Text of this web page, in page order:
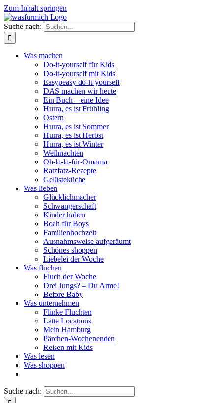
Zum Inhalt springen
Suche nach:
Was machen
Do-it-yourself für Kids
Do-it-yourself mit Kids
Easypeasy do-it-yourself
DAS machen wir heute
Ein Buch – eine Idee
Hurra, es ist Frühling
Ostern
Hurra, es ist Sommer
Hurra, es ist Herbst
Hurra, es ist Winter
Weihnachten
Oh-la-la-für-Omama
Ratzfatz-Rezepte
Gelüsteküche
Was lieben
Glücklichmacher
Schwangerschaft
Kinder haben
Boah für Boys
Familienhochzeit
Ausnahmsweise aufgeräumt
Schönes shoppen
Liebelei der Woche
Was fluchen
Fluch der Woche
Drei Jungs? – Du Arme!
Before Baby
Was unternehmen
Flinke Fluchten
Latte Locations
Mein Hamburg
Pärchen-Wochenenden
Reisen mit Kids
Was lesen
Was shoppen
Suche nach: